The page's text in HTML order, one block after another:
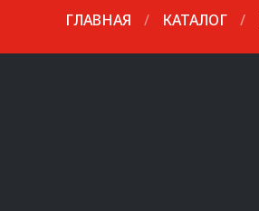
ГЛАВНАЯ / КАТАЛОГ /